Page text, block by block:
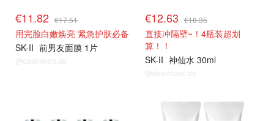
€11.82 €17.51
用完脸白嫩焕亮 紧急护肤必备
SK-II 前男友面膜 1片
@dealmoon.de
€12.63 €18.35
直接冲隔壁~！4瓶装超划
算！！
SK-II 神仙水 30ml
@dealmoon.de